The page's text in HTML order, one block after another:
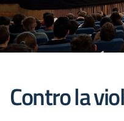
Contro la